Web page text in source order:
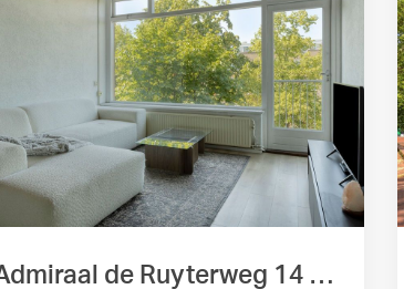
Admiraal de Ruyterweg 14 C, Rotterdam